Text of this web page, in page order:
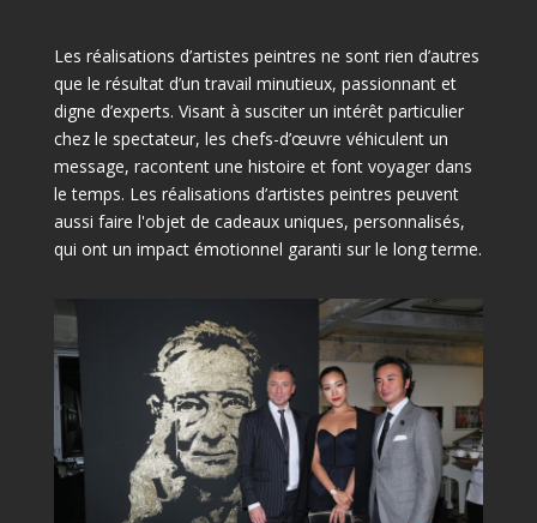
Les réalisations d’artistes peintres ne sont rien d’autres
que le résultat d’un travail minutieux, passionnant et
digne d’experts. Visant à susciter un intérêt particulier
chez le spectateur, les chefs-d’œuvre véhiculent un
message, racontent une histoire et font voyager dans
le temps. Les réalisations d’artistes peintres peuvent
aussi faire l'objet de cadeaux uniques, personnalisés,
qui ont un impact émotionnel garanti sur le long terme.